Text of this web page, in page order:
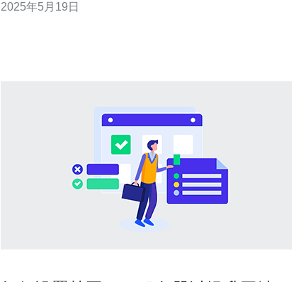
性。 地理位置优越，对于需要面向台湾市场的网站或应用
2025年5月19日